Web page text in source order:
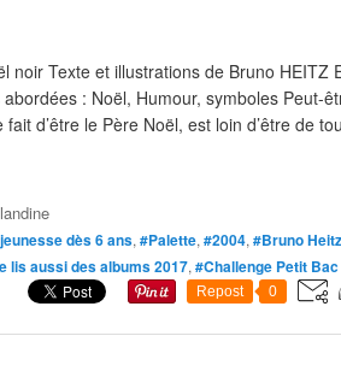
noir Texte et illustrations de Bruno HEITZ
: Noël, Humour, symboles Peut-
fait d’être le Père Noël, est loin d’être de
dès 6 ans, #Palette, #2004, #Bruno Heitz
lis aussi des albums 2017, #Challenge Petit
Repost 0